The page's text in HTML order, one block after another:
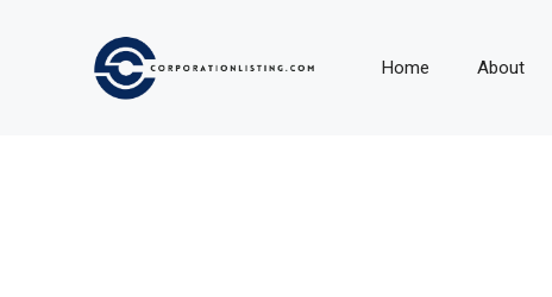
Home About